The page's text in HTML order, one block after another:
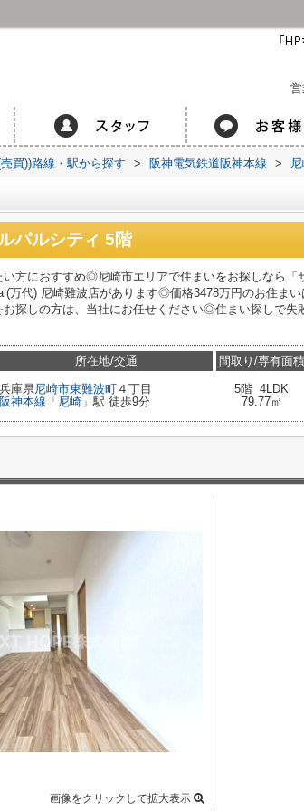
買))路線・駅から探す > 阪神電気鉄道阪神本線 >
パルシティ 5階
い方におすすめ◎尼崎市エリアで住まいをお探しなら
万代) 尼崎難波店があります◎価格3478万円のお住ま
お探しの方は、当社にお任せください◎住まい探しで失
所在地/交通
兵庫県尼崎市東難波町 ４丁目
阪神本線 「 尼崎 」駅 徒歩9分
間取り/専有面積
5階 4LDK
79.77㎡
画像をクリックして拡大表示